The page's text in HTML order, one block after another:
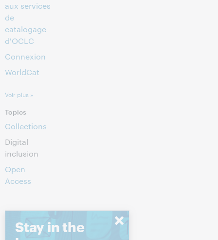
aux services
de
catalogage
d'OCLC
Connexion
WorldCat
Voir plus »
Topics
Collections
Digital
inclusion
Open
Access
Stay in the